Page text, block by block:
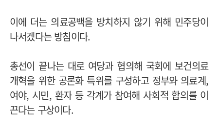
이에 더는 의료공백을 방치하지 않기 위해 민주당이
나서겠다는 방침이다.
총선이 끝나는 대로 여당과 협의해 국회에 보건의료
개혁을 위한 공론화 특위를 구성하고 정부와 의료계,
여야, 시민, 환자 등 각계가 참여해 사회적 합의를 이
끈다는 구상이다.